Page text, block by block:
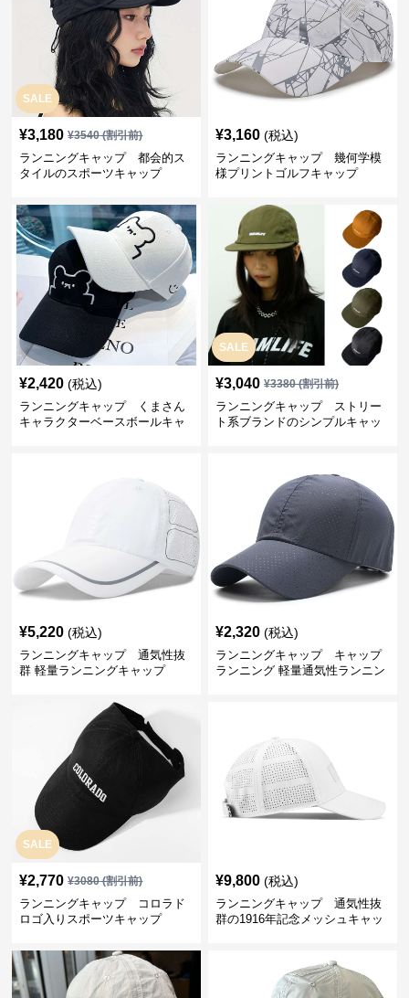
SALE
¥3,180 ¥3540(割引前)
ランニングキャップ 都会的ス
タイルのスポーツキャップ
¥3,160 (税込)
ランニングキャップ 幾何学模
様プリントゴルフキャップ
¥2,420 (税込)
ランニングキャップ くまさん
キャラクターベースボールキャ
SALE
¥3,040 ¥3380(割引前)
ランニングキャップ ストリー
ト系ブランドのシンプルキャッ
¥5,220 (税込)
ランニングキャップ 通気性抜
群 軽量ランニングキャップ
¥2,320 (税込)
ランニングキャップ キャップ
ランニング 軽量通気性ランニン
SALE
¥2,770 ¥3080(割引前)
ランニングキャップ コロラド
ロゴ入りスポーツキャップ
¥9,800 (税込)
ランニングキャップ 通気性抜
群の1916年記念メッシュキャッ